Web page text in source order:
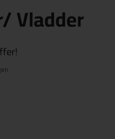
Vladder